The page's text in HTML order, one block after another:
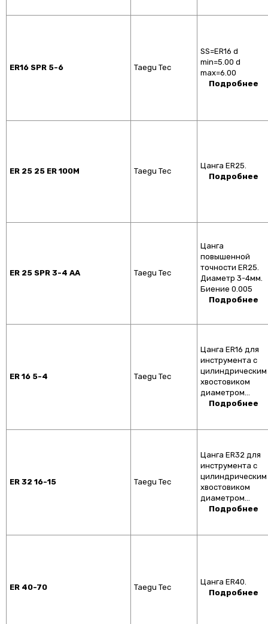
ER16 SPR 5-6 Taegu Tec
SS=ER16 d
min=5.00 d
max=6.00
Подробнее
ER 25 25 ER 100M Taegu Tec
Цанга ER25.
Подробнее
ER 25 SPR 3-4 AA Taegu Tec
Цанга
повышенной
точности ER25.
Диаметр 3-4мм.
Биение 0.005
Подробнее
ER 16 5-4 Taegu Tec
Цанга ER16 для
инструмента с
цилиндрическим
хвостовиком
диаметром…
Подробнее
ER 32 16-15 Taegu Tec
Цанга ER32 для
инструмента с
цилиндрическим
хвостовиком
диаметром…
Подробнее
ER 40-70 Taegu Tec
Цанга ER40.
Подробнее